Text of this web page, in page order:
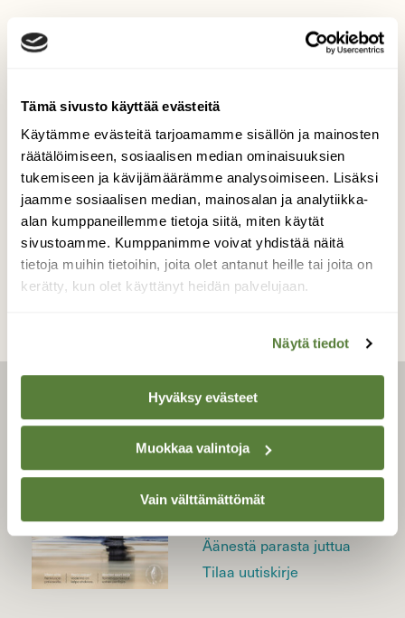
Tämä sivusto käyttää evästeitä
Käytämme evästeitä tarjoamamme sisällön ja mainosten
räätälöimiseen, sosiaalisen median ominaisuuksien
tukemiseen ja kävijämäärämme analysoimiseen. Lisäksi
jaamme sosiaalisen median, mainosalan ja analytiikka-
alan kumppaneillemme tietoja siitä, miten käytät
sivustoamme. Kumppanimme voivat yhdistää näitä
tietoja muihin tietoihin, joita olet antanut heille tai joita on
kerätty, kun olet käyttänyt heidän palvelujaan.
Näytä tiedot
Hyväksy evästeet
Muokkaa valintoja
Vain välttämättömät
Mustatiiran
kosinta
Tapahtui kotikosteikolla
Kuvaaja: Seppo Rannisto
Kilpailun etusivulle
LEHTI
Uusin lehti
Tilaa Suomen Luonto
Tilaa digilukuoikeus
Äänestä parasta juttua
Tilaa uutiskirje